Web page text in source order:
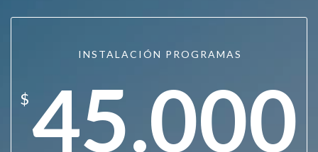
INSTALACIÓN PROGRAMAS
$45.000